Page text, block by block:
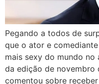
Pegando a todos de
que o ator e
mais sexy do mundo
da edição de novembro
comentou sobre